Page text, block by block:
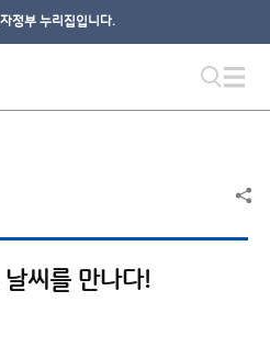
정부 누리집입니다.
씨를 만나다!